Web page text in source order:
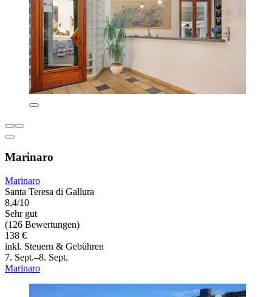
Marinaro
Marinaro
Santa Teresa di Gallura
8,4/10
Sehr gut
(126 Bewertungen)
138 €
inkl. Steuern & Gebühren
7. Sept.–8. Sept.
Marinaro